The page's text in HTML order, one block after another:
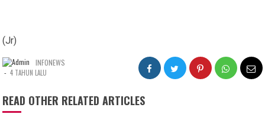
(Jr)
INFONEWS
- 4 TAHUN LALU
READ OTHER RELATED ARTICLES